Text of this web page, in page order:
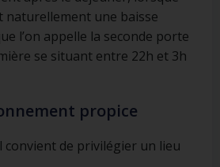
naturellement une baisse
l’on appelle la seconde porte
se situant entre 22h et 3h
propice
convient de privilégier un lieu